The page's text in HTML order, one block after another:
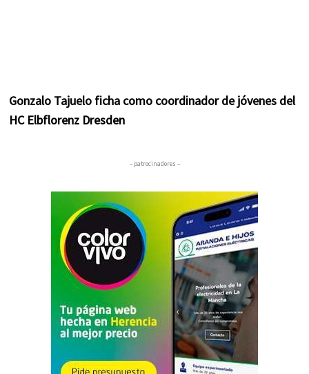
Gonzalo Tajuelo ficha como coordinador de jóvenes del
HC Elbflorenz Dresden
– patrocinadores –